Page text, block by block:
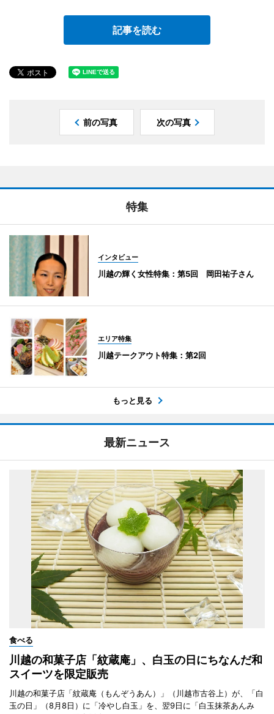
記事を読む
前の写真 次の写真
特集
インタビュー
川越の輝く女性特集：第5回 岡田祐子さん
エリア特集
川越テークアウト特集：第2回
もっと見る
最新ニュース
食べる
川越の和菓子店「紋蔵庵」、白玉の日にちなんだ和
スイーツを限定販売
川越の和菓子店「紋蔵庵（もんぞうあん）」（川越市古谷上）が、「白
玉の日」（8月8日）に「冷やし白玉」を、翌9日に「白玉抹茶あんみ